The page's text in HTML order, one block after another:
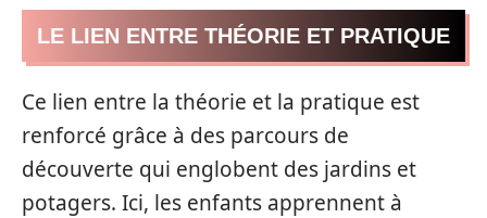
LE LIEN ENTRE THÉORIE ET PRATIQUE
Ce lien entre la théorie et la pratique est
renforcé grâce à des parcours de
découverte qui englobent des jardins et
potagers. Ici, les enfants apprennent à